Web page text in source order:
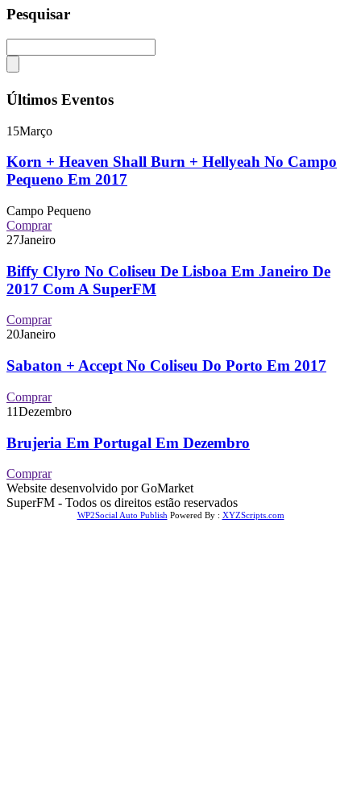
Pesquisar
Últimos Eventos
15Março
Korn + Heaven Shall Burn + Hellyeah No Campo
Pequeno Em 2017
Campo Pequeno
Comprar
27Janeiro
Biffy Clyro No Coliseu De Lisboa Em Janeiro De
2017 Com A SuperFM
Comprar
20Janeiro
Sabaton + Accept No Coliseu Do Porto Em 2017
Comprar
11Dezembro
Brujeria Em Portugal Em Dezembro
Comprar
Website desenvolvido por GoMarket
SuperFM - Todos os direitos estão reservados
WP2Social Auto Publish Powered By : XYZScripts.com